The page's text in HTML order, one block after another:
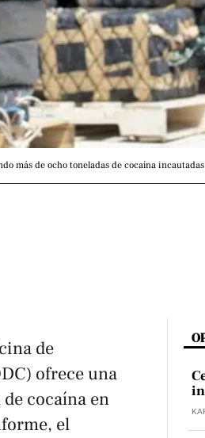
más de ocho toneladas de cocaína
de
ofrece una
cocaína en
el